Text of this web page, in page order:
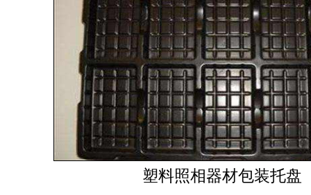
塑料照相器材包装托盘